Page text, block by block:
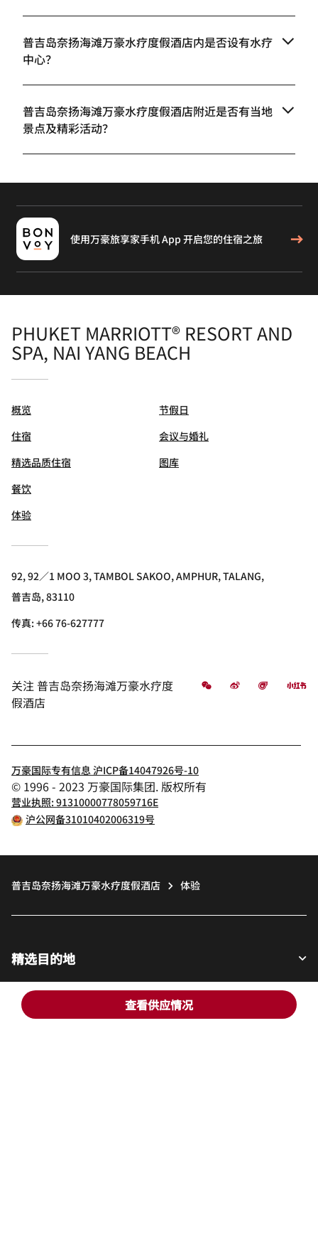
查看供应情况
普吉岛奈扬海滩万豪水疗度假酒店内是否设有水疗
中心？
普吉岛奈扬海滩万豪水疗度假酒店附近是否有当地
景点及精彩活动？
使用万豪旅享家手机 App 开启您的住宿之旅
PHUKET MARRIOTT® RESORT AND
SPA, NAI YANG BEACH
概览
住宿
精选品质住宿
餐饮
体验
节假日
会议与婚礼
图库
92, 92／1 MOO 3, TAMBOL SAKOO, AMPHUR, TALANG,
普吉岛, 83110
传真:+66 76-627777
关注普吉岛奈扬海滩万豪水疗度
假酒店
微信 微博 飞猪
万豪国际专有信息 沪ICP备14047926号-10
© 1996 - 2023 万豪国际集团. 版权所有
营业执照: 91310000778059716E
沪公网备31010402006319号
普吉岛奈扬海滩万豪水疗度假酒店 体验
精选目的地
宾客适用